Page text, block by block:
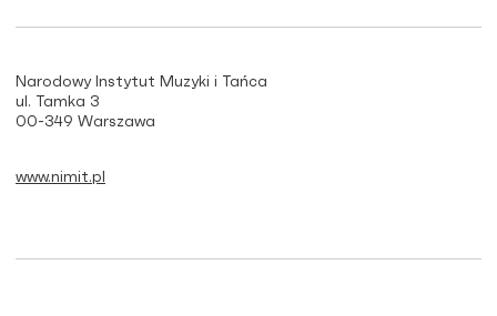
Narodowy Instytut Muzyki i Tańca
ul. Tamka 3
00-349 Warszawa
www.nimit.pl